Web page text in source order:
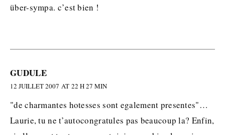
über-sympa. c’est bien !
GUDULE
12 JUILLET 2007 AT 22 H 27 MIN
"de charmantes hotesses sont egalement presentes"…
Laurie, tu ne t’autocongratules pas beaucoup la? Enfin,